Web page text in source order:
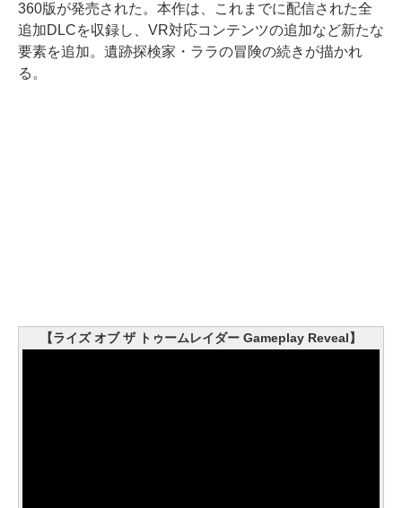
360版が発売された。本作は、これまでに配信された全
追加DLCを収録し、VR対応コンテンツの追加など新たな
要素を追加。遺跡探検家・ララの冒険の続きが描かれ
る。
【ライズ オブ ザ トゥームレイダー Gameplay Reveal】